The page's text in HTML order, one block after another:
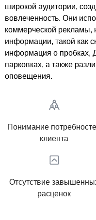
широкой аудитории,
вовлеченность. Они
коммерческой рекламы,
информации, такой как
информация о пробках,
парковках, а также
оповещения.
Понимание
клиента
Отсутствие
расценок